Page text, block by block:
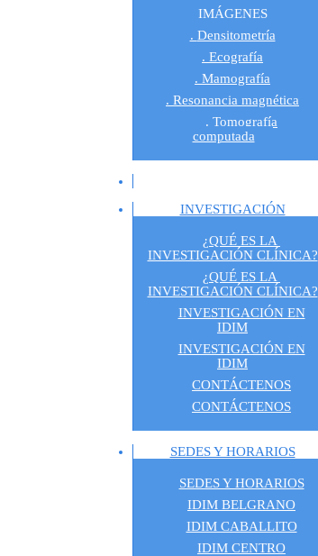
IMÁGENES
Densitometría
Ecografía
Mamografía
Resonancia magnética
Tomografía
computada
INVESTIGACIÓN
¿QUÉ ES LA
INVESTIGACIÓN CLÍNICA?
¿QUÉ ES LA
INVESTIGACIÓN CLÍNICA?
INVESTIGACIÓN EN
IDIM
INVESTIGACIÓN EN
IDIM
CONTÁCTENOS
CONTÁCTENOS
SEDES Y HORARIOS
SEDES Y HORARIOS
IDIM BELGRANO
IDIM CABALLITO
IDIM CENTRO